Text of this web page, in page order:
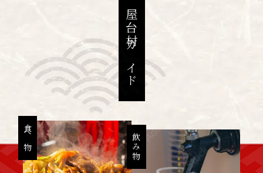
屋台村ガイド
食べ物 飲み物